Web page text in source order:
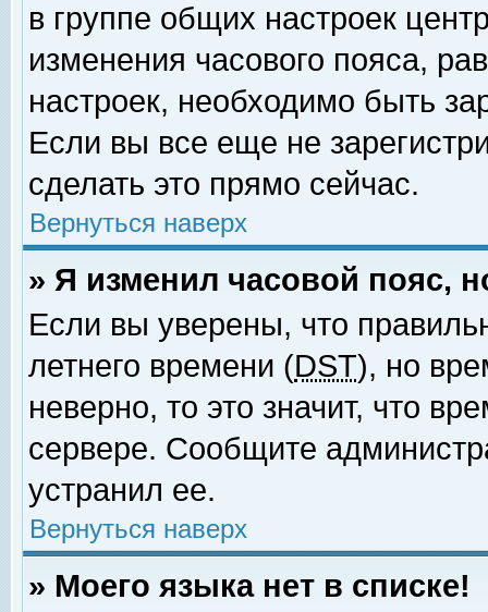
в группе общих настроек
изменения часового пояса,
настроек, необходимо быть
Если вы все еще не
сделать это прямо сейчас.
Вернуться наверх
» Я изменил часовой пояс,
Если вы уверены, что
летнего времени (DST), но
неверно, то это значит, что
сервере. Сообщите
устранил ее.
Вернуться наверх
» Моего языка нет в списке!